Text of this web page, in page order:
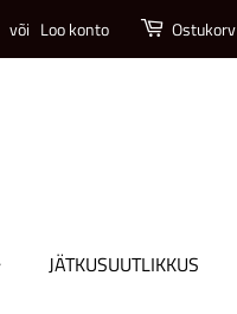
või Loo konto Ostukorv
JÄTKUSUUTLIKKUS